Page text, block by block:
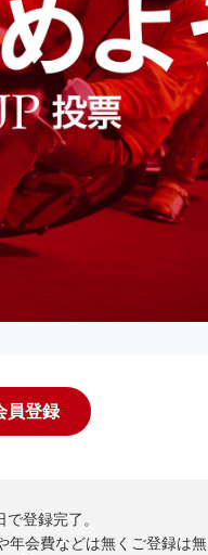
員登録
登録完了。
年会費などは無くご登録は無